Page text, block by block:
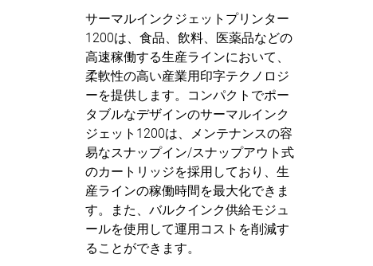
サーマルインクジェットプリンター
1200は、食品、飲料、医薬品などの
高速稼働する生産ラインにおいて、
柔軟性の高い産業用印字テクノロジ
ーを提供します。コンパクトでポー
タブルなデザインのサーマルインク
ジェット1200は、メンテナンスの容
易なスナップイン/スナップアウト式
のカートリッジを採用しており、生
産ラインの稼働時間を最大化できま
す。また、バルクインク供給モジュ
ールを使用して運用コストを削減す
ることができます。